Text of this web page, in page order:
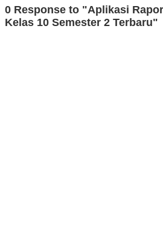
0 Response to "Aplikasi
Kelas 10 Semester 2 Terbaru"